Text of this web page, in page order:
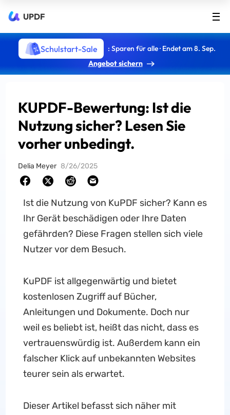
UPDF
Schulstart-Sale
: Sparen für alle · Endet am 8. Sep.
Angebot sichern
KUPDF-Bewertung: Ist die
Nutzung sicher? Lesen Sie
vorher unbedingt.
Delia Meyer 8/26/2025
Ist die Nutzung von KuPDF sicher? Kann es
Ihr Gerät beschädigen oder Ihre Daten
gefährden? Diese Fragen stellen sich viele
Nutzer vor dem Besuch.
KuPDF ist allgegenwärtig und bietet
kostenlosen Zugriff auf Bücher,
Anleitungen und Dokumente. Doch nur
weil es beliebt ist, heißt das nicht, dass es
vertrauenswürdig ist. Außerdem kann ein
falscher Klick auf unbekannten Websites
teurer sein als erwartet.
Dieser Artikel befasst sich näher mit